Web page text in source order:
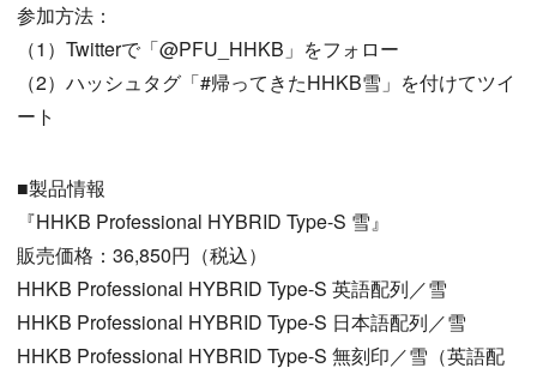
参加方法：
（1）Twitterで「@PFU_HHKB」をフォロー
（2）ハッシュタグ「#帰ってきたHHKB雪」を付けてツイ
ート
■製品情報
『HHKB Professional HYBRID Type-S 雪』
販売価格：36,850円（税込）
HHKB Professional HYBRID Type-S 英語配列／雪
HHKB Professional HYBRID Type-S 日本語配列／雪
HHKB Professional HYBRID Type-S 無刻印／雪（英語配